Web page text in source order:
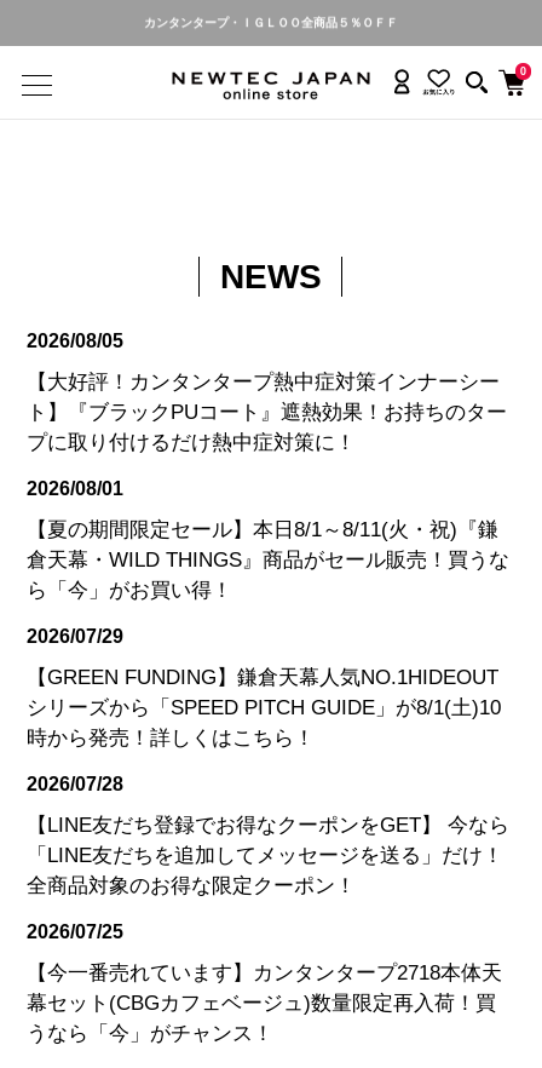
0
NEWS
2026/08/05
【大好評！カンタンタープ熱中症対策インナーシー
ト】『ブラックPUコート』遮熱効果！お持ちのター
プに取り付けるだけ熱中症対策に！
2026/08/01
【夏の期間限定セール】本日8/1～8/11(火・祝)『鎌
倉天幕・WILD THINGS』商品がセール販売！買うな
ら「今」がお買い得！
2026/07/29
【GREEN FUNDING】鎌倉天幕人気NO.1HIDEOUT
シリーズから「SPEED PITCH GUIDE」が8/1(土)10
時から発売！詳しくはこちら！
2026/07/28
【LINE友だち登録でお得なクーポンをGET】 今なら
「LINE友だちを追加してメッセージを送る」だけ！
全商品対象のお得な限定クーポン！
2026/07/25
【今一番売れています】カンタンタープ2718本体天
幕セット(CBGカフェベージュ)数量限定再入荷！買
うなら「今」がチャンス！